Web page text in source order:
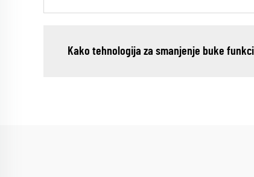
Kako tehnologija za smanjenje buke